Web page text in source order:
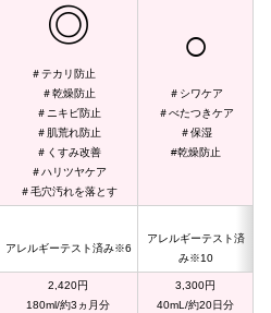
◎
＃テカリ防止
＃乾燥防止
＃ニキビ防止
＃肌荒れ防止
＃くすみ改善
＃ハリツヤケア
＃毛穴汚れを落とす
○
＃シワケア
＃べたつきケア
＃保湿
#乾燥防止
アレルギーテスト済み※6
アレルギーテスト済
み※10
2,420円
180ml/約3ヵ月分
3,300円
40mL/約20日分